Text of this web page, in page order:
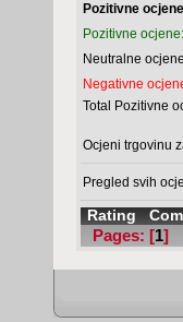
Pozitivne
Pozitivne ocjene:
Neutralne
Negativne
Total Pozitivne
Ocjeni trgovinu
Pregled svih
Rating
Pages: [1]